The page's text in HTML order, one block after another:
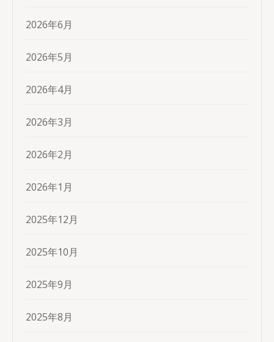
2026年6月
2026年5月
2026年4月
2026年3月
2026年2月
2026年1月
2025年12月
2025年10月
2025年9月
2025年8月